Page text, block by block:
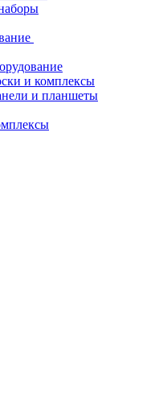
и комплексы
и планшеты